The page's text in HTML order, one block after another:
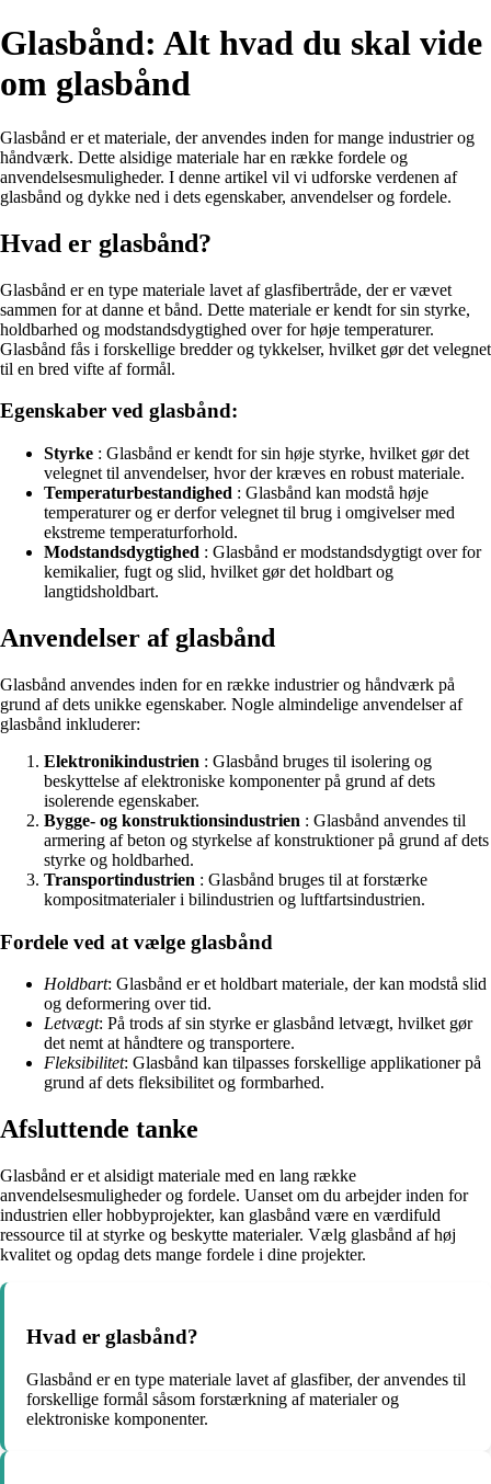
Glasbånd: Alt hvad du skal vide
om glasbånd
Glasbånd er et materiale, der anvendes inden for mange industrier og
håndværk. Dette alsidige materiale har en række fordele og
anvendelsesmuligheder. I denne artikel vil vi udforske verdenen af
glasbånd og dykke ned i dets egenskaber, anvendelser og fordele.
Hvad er glasbånd?
Glasbånd er en type materiale lavet af glasfibertråde, der er vævet
sammen for at danne et bånd. Dette materiale er kendt for sin styrke,
holdbarhed og modstandsdygtighed over for høje temperaturer.
Glasbånd fås i forskellige bredder og tykkelser, hvilket gør det velegnet
til en bred vifte af formål.
Egenskaber ved glasbånd:
Styrke : Glasbånd er kendt for sin høje styrke, hvilket gør det
velegnet til anvendelser, hvor der kræves en robust materiale.
Temperaturbestandighed : Glasbånd kan modstå høje
temperaturer og er derfor velegnet til brug i omgivelser med
ekstreme temperaturforhold.
Modstandsdygtighed : Glasbånd er modstandsdygtigt over for
kemikalier, fugt og slid, hvilket gør det holdbart og
langtidsholdbart.
Anvendelser af glasbånd
Glasbånd anvendes inden for en række industrier og håndværk på
grund af dets unikke egenskaber. Nogle almindelige anvendelser af
glasbånd inkluderer:
Elektronikindustrien : Glasbånd bruges til isolering og
beskyttelse af elektroniske komponenter på grund af dets
isolerende egenskaber.
Bygge- og konstruktionsindustrien : Glasbånd anvendes til
armering af beton og styrkelse af konstruktioner på grund af dets
styrke og holdbarhed.
Transportindustrien : Glasbånd bruges til at forstærke
kompositmaterialer i bilindustrien og luftfartsindustrien.
Fordele ved at vælge glasbånd
Holdbart: Glasbånd er et holdbart materiale, der kan modstå slid
og deformering over tid.
Letvægt: På trods af sin styrke er glasbånd letvægt, hvilket gør
det nemt at håndtere og transportere.
Fleksibilitet: Glasbånd kan tilpasses forskellige applikationer på
grund af dets fleksibilitet og formbarhed.
Afsluttende tanke
Glasbånd er et alsidigt materiale med en lang række
anvendelsesmuligheder og fordele. Uanset om du arbejder inden for
industrien eller hobbyprojekter, kan glasbånd være en værdifuld
ressource til at styrke og beskytte materialer. Vælg glasbånd af høj
kvalitet og opdag dets mange fordele i dine projekter.
Hvad er glasbånd?
Glasbånd er en type materiale lavet af glasfiber, der anvendes til
forskellige formål såsom forstærkning af materialer og
elektroniske komponenter.